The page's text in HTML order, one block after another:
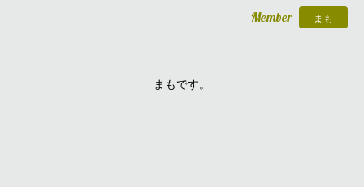
Member まも
まもです。